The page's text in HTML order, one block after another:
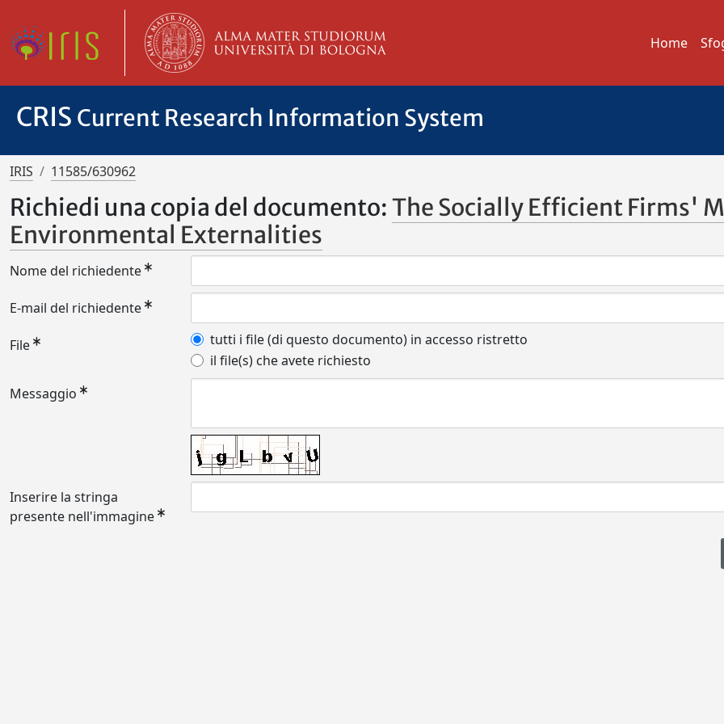
Home
CRIS Current Research Information System
IRIS 11585/630962
Richiedi una copia del documento:The Socially Efficient Firms'
Environmental Externalities
Nome del richiedente
E-mail del richiedente
File
tutti i file (di questo documento) in accesso ristretto
il file(s) che avete richiesto
Messaggio
Inserire la stringa
presente nell'immagine